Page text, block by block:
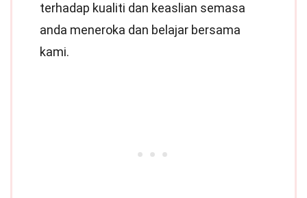
terhadap kualiti dan keaslian semasa
anda meneroka dan belajar bersama
kami.